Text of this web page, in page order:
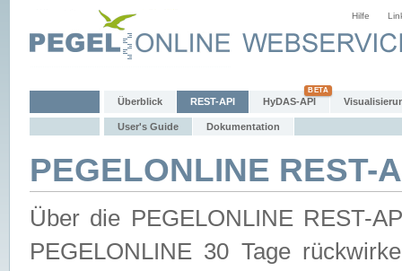
Hilfe
Überblick REST-API HyDAS-API
User's Guide Dokumentation
PEGELONLINE REST-
Über die PEGELONLINE REST-
PEGELONLINE 30 Tage